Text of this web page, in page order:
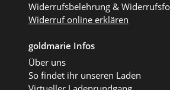
Widerrufsbelehrung &
Widerruf online erklären
goldmarie Infos
Über uns
So findet ihr unseren Laden